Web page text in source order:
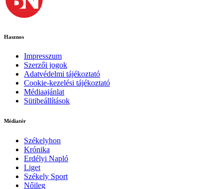
Hasznos
Impresszum
Szerzői jogok
Adatvédelmi tájékoztató
Cookie-kezelési tájékoztató
Médiaajánlat
Sütibeállítások
Médiatér
Székelyhon
Krónika
Erdélyi Napló
Liget
Székely Sport
Nőileg